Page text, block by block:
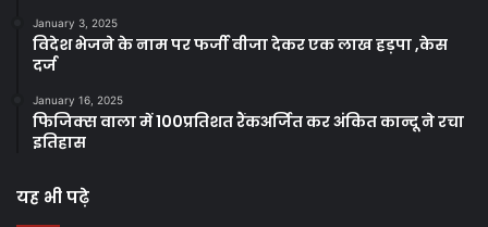
January 3, 2025
विदेश भेजने के नाम पर फर्जी वीजा देकर एक लाख हड़पा ,केस
दर्ज
January 16, 2025
फिजिक्स वाला में 100प्रतिशत रैंकअर्जित कर अंकित कान्दू ने रचा
इतिहास
यह भी पढ़े